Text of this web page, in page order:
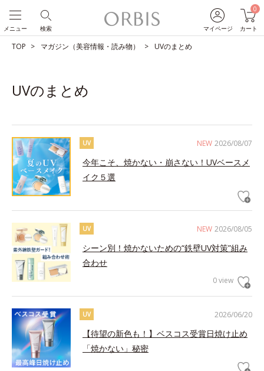
マイページ
0
カート
検索
メニュー
TOP マガジン（美容情報・読み物） UVのまとめ
UVのまとめ
NEW 2026/08/07
UV
今年こそ、焼かない・崩さない！UVベースメ
イク５選
NEW 2026/08/05
UV
シーン別！焼かないための“鉄壁UV対策”組み
合わせ
0 view
2026/06/20
UV
【待望の新色も！】ベスコス受賞日焼け止め
「焼かない」秘密